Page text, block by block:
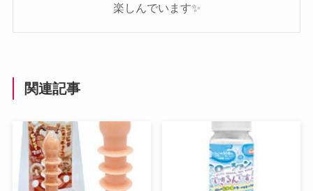
楽しんでいます✨️
関連記事